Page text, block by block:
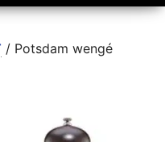
/ Potsdam wengé